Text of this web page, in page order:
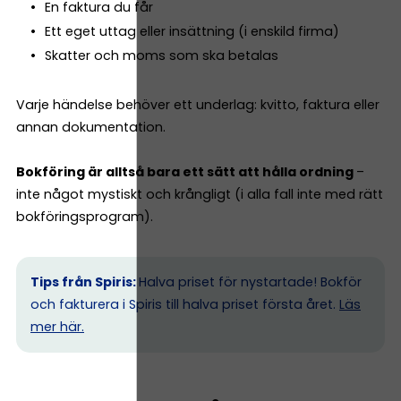
En faktura du får
Ett eget uttag eller insättning (i enskild firma)
Skatter och moms som ska betalas
Varje händelse behöver ett underlag: kvitto, faktura eller
annan dokumentation.
Bokföring är alltså bara ett sätt att hålla ordning –
inte något mystiskt och krångligt (i alla fall inte med rätt
bokföringsprogram).
Tips från Spiris: Halva priset för nystartade! Bokför
och fakturera i Spiris till halva priset första året. Läs
mer här.